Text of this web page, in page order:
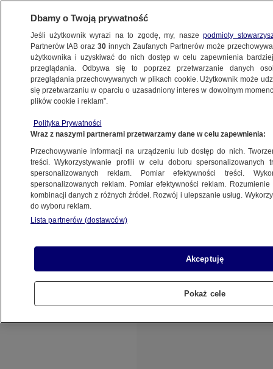
BIZNES
NAJNOWSZE
12.05.2012, 14:14Aktualizacja: 12.05.2012, 15:14
Udostępnij
Prawo i Sprawiedliwość zapowiada skierowanie
do Trybunału Konstytucyjnego ustawy reformy
emerytalnej. - Będziemy stosować wszelkie inne
tej sytuacji - mówił w sobotę prezes PiS
Jarosław Kaczyński.
Dbamy o Twoją prywatność
Jeśli użytkownik wyrazi na to zgodę, my, naszepodmioty
Partnerów IAB oraz30 innych Zaufanych Partnerów może
użytkownika i uzyskiwać do nich dostęp w celu zapewnienia
przeglądania. Odbywa się to poprzez przetwarzanie danych
przeglądania przechowywanych w plikach cookie. Użytkownik może
się przetwarzaniu w oparciu o uzasadniony interes w dowolnym
plików cookie i reklam”.
Polityka Prywatności
Wraz z naszymi partnerami przetwarzamy dane w celu zapewnienia:
Przechowywanie informacji na urządzeniu lub dostęp do nich.
treści. Wykorzystywanie profili w celu doboru spersonalizowanych
spersonalizowanych reklam. Pomiar efektywności treści.
spersonalizowanych reklam. Pomiar efektywności reklam.
kombinacji danych z różnych źródeł. Rozwój i ulepszanie usług.
do wyboru reklam.
Lista partnerów (dostawców)
Akceptuję
Pokaż cele